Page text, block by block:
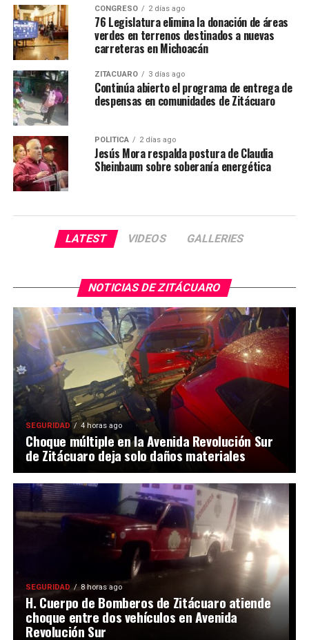
CONGRESO 2 días ago
76 Legislatura elimina la donación de áreas
verdes en terrenos destinados a nuevas
carreteras en Michoacán
ZITÁCUARO 3 días ago
Continúa abierto el programa de entrega de
despensas en comunidades de Zitácuaro
POLÍTICA 2 días ago
Jesús Mora respalda postura de Claudia
Sheinbaum sobre soberanía energética
LATEST VIDEOS GALLERIES
NOTICIAS DE ZITÁCUARO
SEGURIDAD 4 horas ago
Choque múltiple en la Avenida Revolución Sur
de Zitácuaro deja solo daños materiales
SEGURIDAD 8 horas ago
H. Cuerpo de Bomberos de Zitácuaro atiende
choque entre dos vehículos en Avenida
Revolución Sur